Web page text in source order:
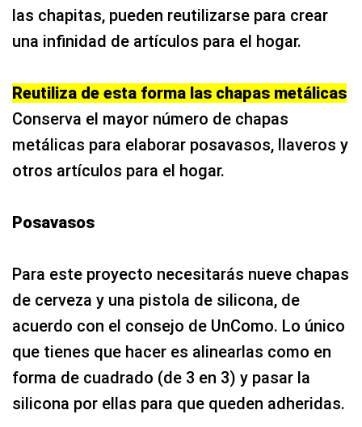
las chapitas, pueden reutilizarse para crear
una infinidad de artículos para el hogar.
Reutiliza de esta forma las chapas metálicas
Conserva el mayor número de chapas
metálicas para elaborar posavasos, llaveros y
otros artículos para el hogar.
Posavasos
Para este proyecto necesitarás nueve chapas
de cerveza y una pistola de silicona, de
acuerdo con el consejo de UnComo. Lo único
que tienes que hacer es alinearlas como en
forma de cuadrado (de 3 en 3) y pasar la
silicona por ellas para que queden adheridas.